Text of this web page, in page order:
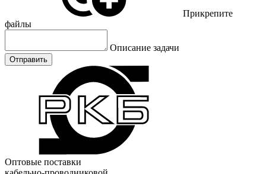
Прикрепите
файлы
Описание задачи
Отправить
Оптовые поставки